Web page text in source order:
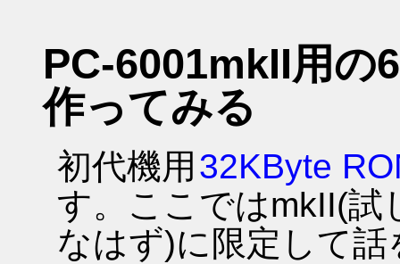
PC-6001mkII用の
作ってみる
初代機用 32KByte
す。ここではmkII(試
なはず)に限定して